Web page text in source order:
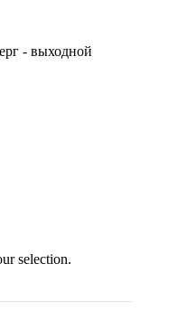
- выходной
selection.